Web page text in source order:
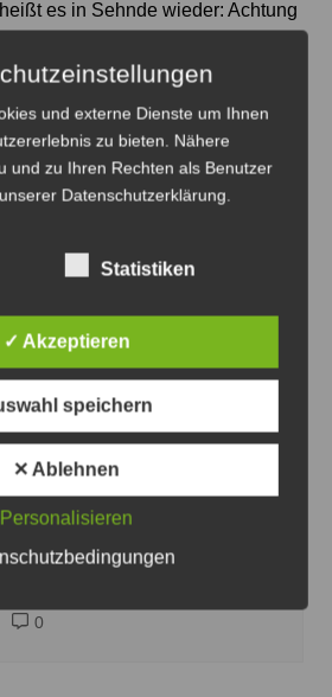
es in Sehnde wieder: Achtung
in Sehnde: Rücksicht
0
der Friedrich-Ebert-Straße findet
Stadt Sehnde
„Picknick auf dem
0
und externe Dienste um Ihnen
zu bieten. Nähere
und zu Ihren Rechten als Benutzer
Datenschutzerklärung.
Statistiken
✓ Akzeptieren
speichern
✕ Ablehnen
Personalisieren